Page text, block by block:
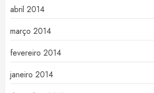
abril 2014
março 2014
fevereiro 2014
janeiro 2014